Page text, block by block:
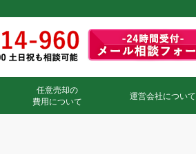
任意売却の
費用について
運営会社について